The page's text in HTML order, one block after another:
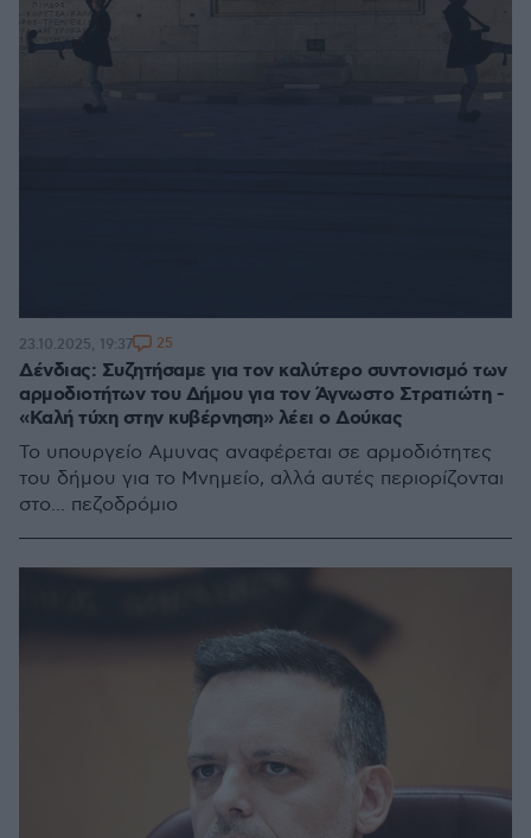
Δένδιας: Συζητήσαμε για τον καλύτερο συντονισμό των
αρμοδιοτήτων του Δήμου για τον Άγνωστο Στρατιώτη -
«Καλή τύχη στην κυβέρνηση» λέει ο Δούκας
Το υπουργείο Αμυνας αναφέρεται σε αρμοδιότητες
του δήμου για το Μνημείο, αλλά αυτές περιορίζονται
στο... πεζοδρόμιο
23.10.2025, 19:37 25